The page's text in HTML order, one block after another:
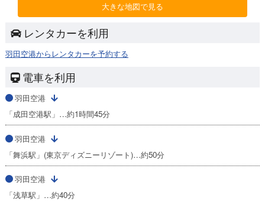
大きな地図で見る
レンタカーを利用
羽田空港からレンタカーを予約する
電車を利用
羽田空港
「成田空港駅」…約1時間45分
羽田空港
「舞浜駅」(東京ディズニーリゾート)…約50分
羽田空港
「浅草駅」…約40分